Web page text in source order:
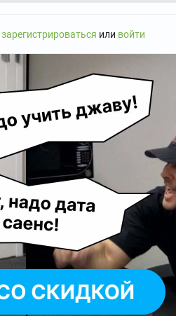
зарегистрироваться или войти